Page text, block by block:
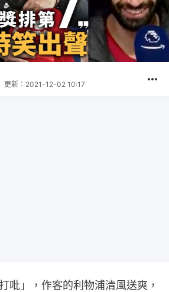
更新： 2021-12-02 10:17
吡」，作客的利物浦清風送爽，